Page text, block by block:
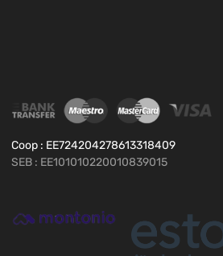
Coop : EE724204278613318409
SEB : EE101010220010839015